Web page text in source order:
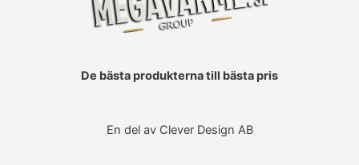
De bästa produkterna till bästa pris
En del av Clever Design AB